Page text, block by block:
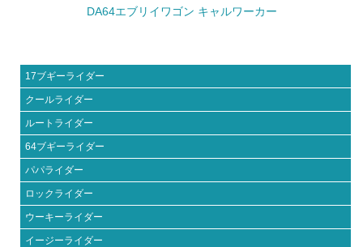
DA64エブリイワゴン キャルワーカー
17ブギーライダー
クールライダー
ルートライダー
64ブギーライダー
パパライダー
ロックライダー
ウーキーライダー
イージーライダー